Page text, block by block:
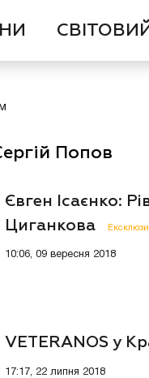
Попов
Євген Ісаєнко:
Циганкова
10:06, 09 вересня 2018
VETERANOS у
17:17, 22 липня 2018